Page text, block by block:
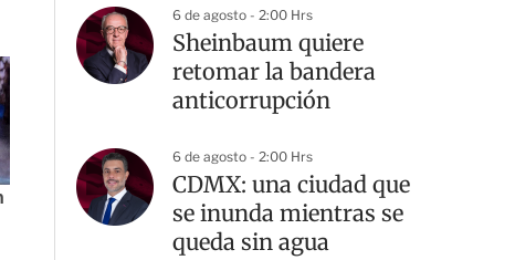
6 de agosto - 2:00 Hrs
Sheinbaum quiere
retomar la bandera
anticorrupción
6 de agosto - 2:00 Hrs
CDMX: una ciudad que
se inunda mientras se
queda sin agua